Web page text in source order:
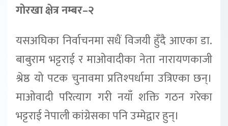
गोरखा क्षेत्र नम्बर–२
यसअघिका निर्वाचनमा सधैं विजयी हुँदै आएका डा.
बाबुराम भट्टराई र माओवादीका नेता नारायणकाजी
श्रेष्ठ यो पटक चुनावमा प्रतिश्पर्धामा उत्रिएका छन्।
माओवादी परित्याग गरी नयाँ शक्ति गठन गरेका
भट्टराई नेपाली कांग्रेसका पनि उम्मेद्वार हुन्।